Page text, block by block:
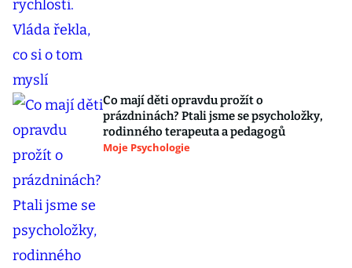
Co mají děti opravdu prožít o
prázdninách? Ptali jsme se psycholožky,
rodinného terapeuta a pedagogů
Moje Psychologie